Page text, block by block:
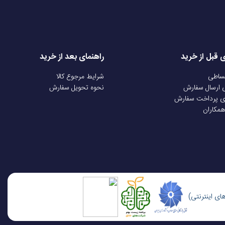
قبل از خرید
ارسال سفارش
پرداخت سفارش
راهنمای بعد از خرید
شرایط مرجوع کالا
نحوه تحویل سفارش